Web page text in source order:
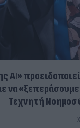
AI»
να
Τεχνητή